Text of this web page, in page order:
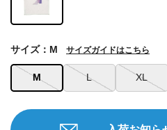
M L XL
サイズ：M サイズガイドはこちら